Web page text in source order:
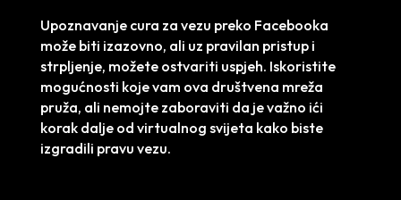
Upoznavanje cura za vezu preko Facebooka
može biti izazovno, ali uz pravilan pristup i
strpljenje, možete ostvariti uspjeh. Iskoristite
mogućnosti koje vam ova društvena mreža
pruža, ali nemojte zaboraviti da je važno ići
korak dalje od virtualnog svijeta kako biste
izgradili pravu vezu.